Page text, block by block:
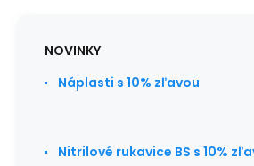
NOVINKY
Náplasti s 10% zľavou
Nitrilové rukavice BS s 10%